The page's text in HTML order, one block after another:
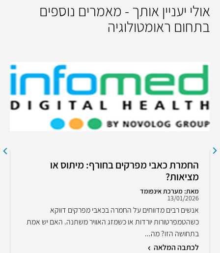
אולי יעניין אותך - מאמרים נוספים
בתחום ראומטולוגיה
החמרת כאבי מפרקים בחורף: מיתוס או
מציאות?
מאת: מערכת אינפומד
13/01/2026
אנשים רבים מדווחים על החמרה בכאבי מפרקים דווקא
כשהטמפרטורות יורדות או כשמזג האוויר משתנה. האם יש אמת
בתחושה הזו? מה...
לכתבה המלאה